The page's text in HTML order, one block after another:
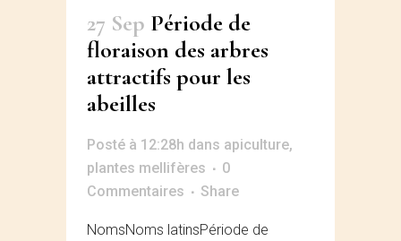
27 Sep Période de
floraison des arbres
attractifs pour les
abeilles
Posté à 12:28h dans apiculture,
plantes mellifères
0
Commentaires
Share
NomsNoms latinsPériode de